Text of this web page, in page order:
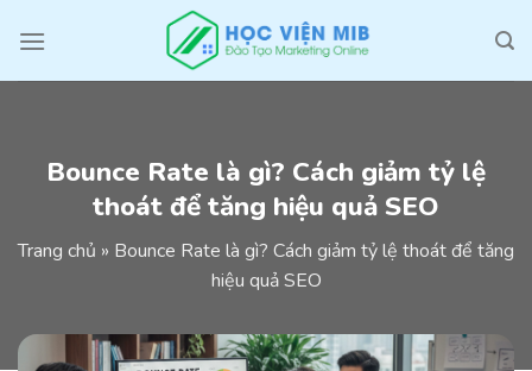
Bounce Rate là gì? Cách giảm tỷ lệ
thoát để tăng hiệu quả SEO
Trang chủ » Bounce Rate là gì? Cách giảm tỷ lệ thoát để tăng
hiệu quả SEO